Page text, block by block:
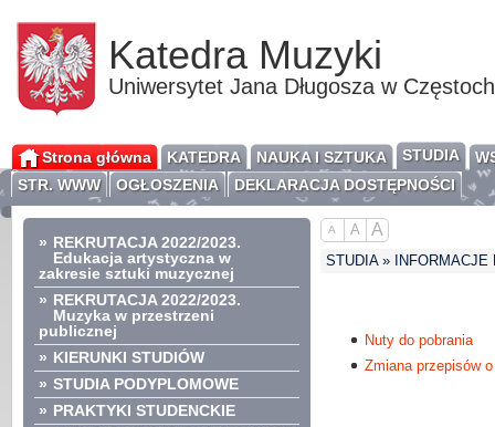
Katedra Muzyki
Uniwersytet Jana Długosza w
Strona główna KATEDRA NAUKA I SZTUKA STUDIA
STR. WWW
OGŁOSZENIA DEKLARACJA DOSTĘPNOŚCI
» REKRUTACJA 2022/2023.
Edukacja artystyczna w
zakresie sztuki muzycznej
» REKRUTACJA 2022/2023.
Muzyka w przestrzeni
publicznej
» KIERUNKI STUDIÓW
» STUDIA PODYPLOMOWE
» PRAKTYKI STUDENCKIE
A A A
STUDIA » INFORMACJE
Nuty do pobrania
Zmiana przepisów